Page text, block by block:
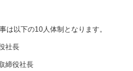
は以下の10人体制となります。
社長
締役社長